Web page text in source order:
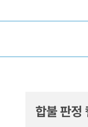
합불 판